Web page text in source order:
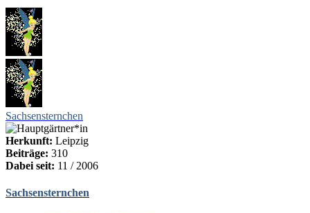
Sachsensternchen
Herkunft: Leipzig
Beiträge: 310
Dabei seit: 11 / 2006
Sachsensternchen